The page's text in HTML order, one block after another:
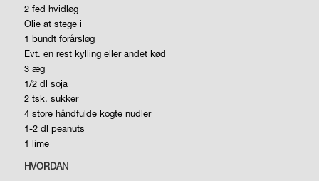
2 fed hvidløg
Olie at stege i
1 bundt forårsløg
Evt. en rest kylling eller andet kød
3 æg
1/2 dl soja
2 tsk. sukker
4 store håndfulde kogte nudler
1-2 dl peanuts
1 lime
HVORDAN